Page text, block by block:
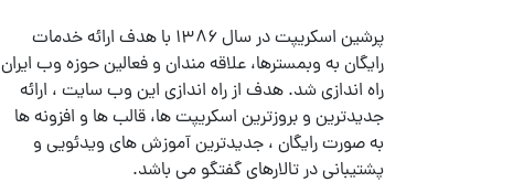
پرشین اسکریپت در سال ۱۳۸۶ با هدف ارائه خدمات
رایگان به وبمسترها، علاقه مندان و فعالین حوزه وب ایران
راه اندازی شد. هدف از راه اندازی این وب سایت ، ارائه
جدیدترین و بروزترین اسکریپت ها، قالب ها و افزونه ها
به صورت رایگان ، جدیدترین آموزش های ویدئویی و
پشتیبانی در تالارهای گفتگو می باشد.